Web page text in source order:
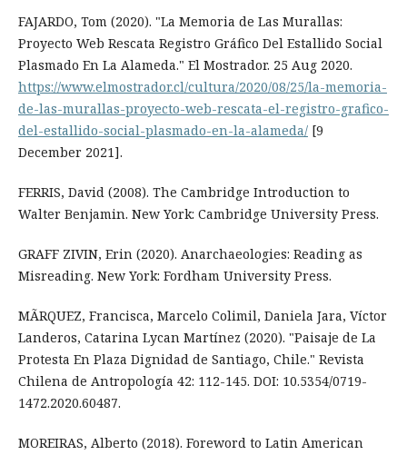
FAJARDO, Tom (2020). "La Memoria de Las Murallas:
Proyecto Web Rescata Registro Gráfico Del Estallido Social
Plasmado En La Alameda." El Mostrador. 25 Aug 2020.
https://www.elmostrador.cl/cultura/2020/08/25/la-memoria-
de-las-murallas-proyecto-web-rescata-el-registro-grafico-
del-estallido-social-plasmado-en-la-alameda/[9
December 2021].
FERRIS, David (2008). The Cambridge Introduction to
Walter Benjamin. New York: Cambridge University Press.
GRAFF ZIVIN, Erin (2020). Anarchaeologies: Reading as
Misreading. New York: Fordham University Press.
MÃRQUEZ, Francisca, Marcelo Colimil, Daniela Jara, Víctor
Landeros, Catarina Lycan Martínez (2020). "Paisaje de La
Protesta En Plaza Dignidad de Santiago, Chile." Revista
Chilena de Antropología 42: 112-145. DOI: 10.5354/0719-
1472.2020.60487.
MOREIRAS, Alberto (2018). Foreword to Latin American